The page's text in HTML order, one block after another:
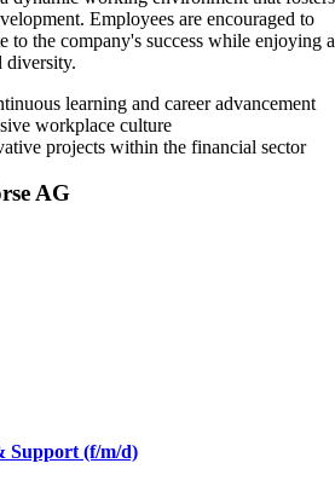
Employees are encouraged to
to the company's success while enjoying a
diversity.
learning and career advancement
workplace culture
projects within the financial sector
AG
Support (f/m/d)